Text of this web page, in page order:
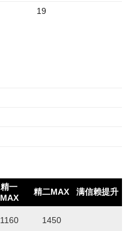
19
精一
MAX
精二MAX 满信赖提升
1160 1450